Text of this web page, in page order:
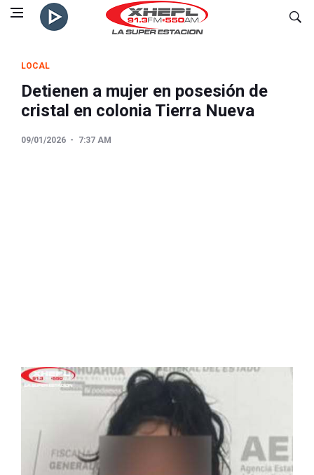
LOCAL
Detienen a mujer en posesión de
cristal en colonia Tierra Nueva
09/01/2026 7:37 AM